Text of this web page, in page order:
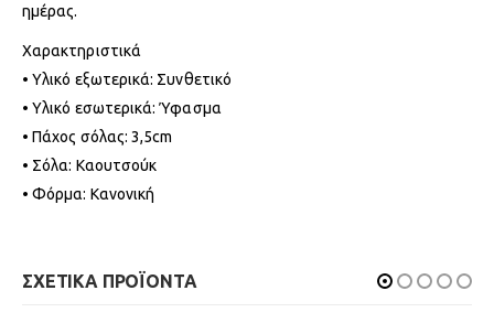
ημέρας.
Χαρακτηριστικά
• Υλικό εξωτερικά: Συνθετικό
• Υλικό εσωτερικά: Ύφασμα
• Πάχος σόλας: 3,5cm
• Σόλα: Καουτσούκ
• Φόρμα: Κανονική
ΣΧΕΤΙΚΑ ΠΡΟΪΟΝΤΑ